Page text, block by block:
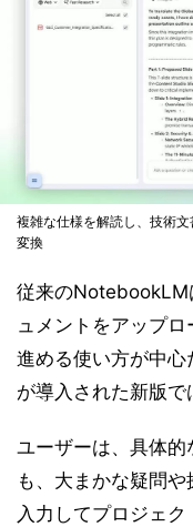
複雑な仕様を解読し、技術
変換
従来のNotebookLM
ュメントをアップ
進める使い方が中
が導入された新版で
ユーザーは、具体
も、大まかな疑問
入力してプロジェ